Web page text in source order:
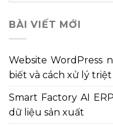
viết
BÀI VIẾT MỚI
Website WordPress
biết và cách xử lý
Smart Factory AI
dữ liệu sản xuất